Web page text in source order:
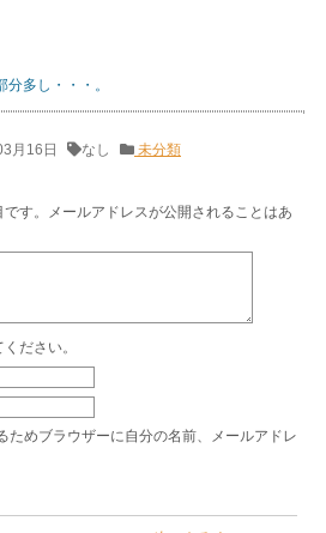
多し・・・。
月16日 なし 未分類
す。メールアドレスが公開されることはあ
ださい。
ためブラウザーに自分の名前、メールアドレ